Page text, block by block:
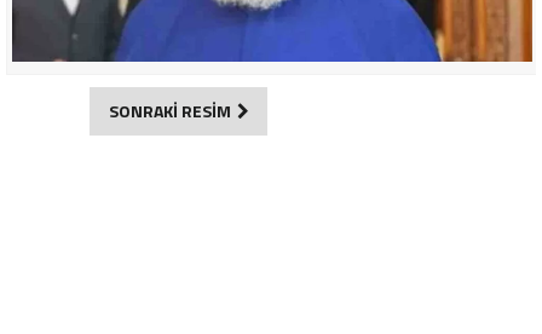
SONRAKİ RESİM